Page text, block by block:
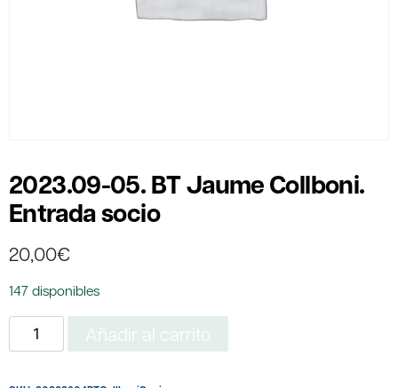
2023.09-05. BT Jaume Collboni.
Entrada socio
20,00€
147 disponibles
2023.09-
05.
Añadir al carrito